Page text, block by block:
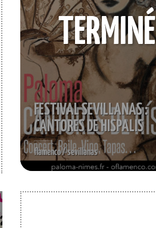
FESTIVAL SEVILLANAS :
CANTORES DE HISPALIS
flamenco / sevillanas
TERMINÉ